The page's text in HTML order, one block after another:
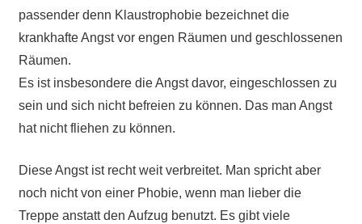
passender denn Klaustrophobie bezeichnet die
krankhafte Angst vor engen Räumen und geschlossenen
Räumen.
Es ist insbesondere die Angst davor, eingeschlossen zu
sein und sich nicht befreien zu können. Das man Angst
hat nicht fliehen zu können.
Diese Angst ist recht weit verbreitet. Man spricht aber
noch nicht von einer Phobie, wenn man lieber die
Treppe anstatt den Aufzug benutzt. Es gibt viele